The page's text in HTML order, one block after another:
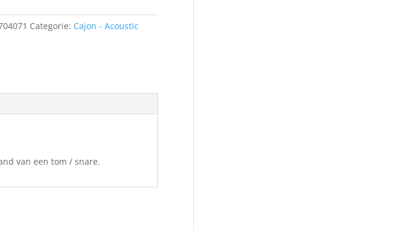
Categorie: Cajon - Acoustic
van een tom / snare.